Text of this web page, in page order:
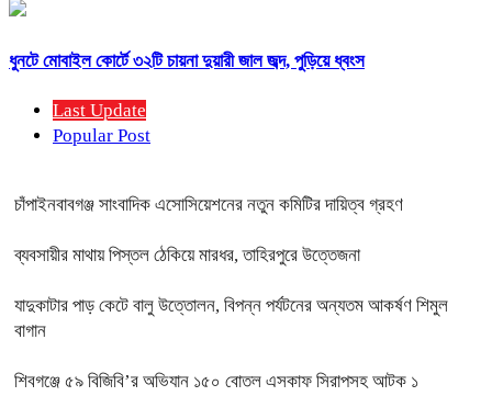
ধুনটে মোবাইল কোর্টে ৩২টি চায়না দুয়ারী জাল জব্দ, পুড়িয়ে ধ্বংস
Last Update
Popular Post
চাঁপাইনবাবগঞ্জ সাংবাদিক এসোসিয়েশনের নতুন কমিটির দায়িত্ব গ্রহণ
ব্যবসায়ীর মাথায় পিস্তল ঠেকিয়ে মারধর, তাহিরপুরে উত্তেজনা
যাদুকাটার পাড় কেটে বালু উত্তোলন, বিপন্ন পর্যটনের অন্যতম আকর্ষণ শিমুল
বাগান
শিবগঞ্জে ৫৯ বিজিবি’র অভিযান ১৫০ বোতল এসকাফ সিরাপসহ আটক ১